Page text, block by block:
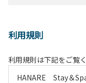
利用規則
利用規則は下記をご覧
HANARE Stay＆